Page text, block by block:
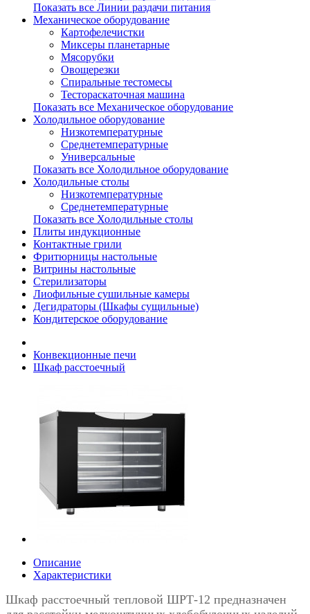
Показать все Линии раздачи питания
Механическое оборудование
Картофелечистки
Миксеры планетарные
Мясорубки
Овощерезки
Спиральные тестомесы
Тестораскаточная машина
Показать все Механическое оборудование
Холодильное оборудование
Низкотемпературные
Среднетемпературные
Универсальные
Показать все Холодильное оборудование
Холодильные столы
Низкотемпературные
Среднетемпературные
Показать все Холодильные столы
Плиты индукционные
Контактные грили
Фритюрницы настольные
Витрины настольные
Стерилизаторы
Лиофильные сушильные камеры
Дегидраторы (Шкафы сущильные)
Кондитерское оборудование
Конвекционные печи
Шкаф расстоечный
Описание
Характеристики
Шкаф расстоечный тепловой ШРТ-12 предназначен